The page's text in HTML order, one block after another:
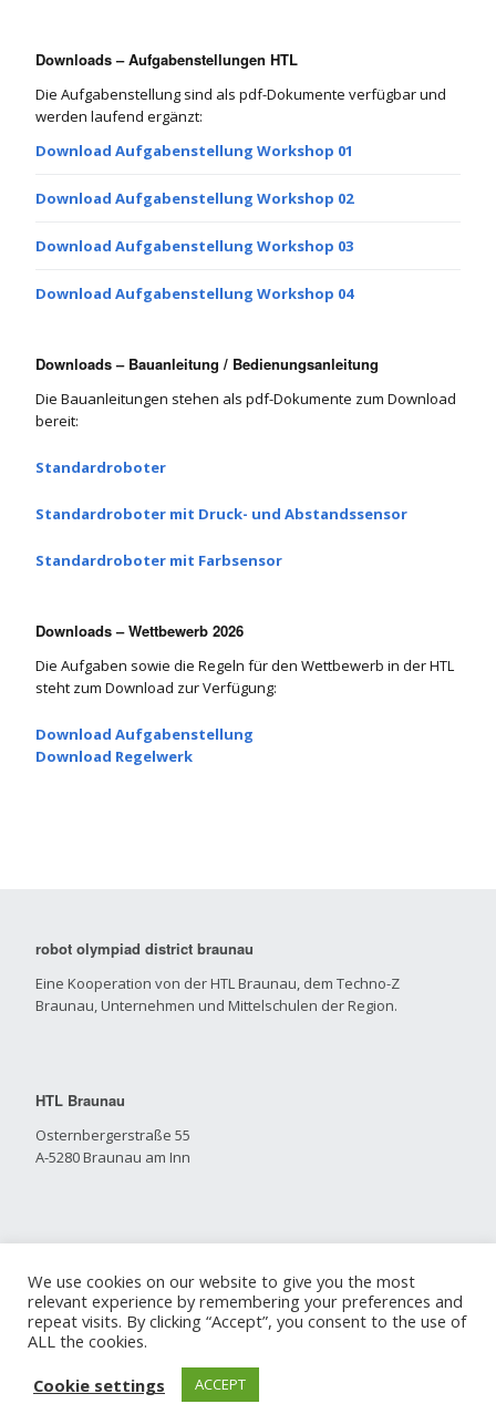
Downloads – Aufgabenstellungen HTL
Die Aufgabenstellung sind als pdf-Dokumente verfügbar und
werden laufend ergänzt:
Download Aufgabenstellung Workshop 01
Download Aufgabenstellung Workshop 02
Download Aufgabenstellung Workshop 03
Download Aufgabenstellung Workshop 04
Downloads – Bauanleitung / Bedienungsanleitung
Die Bauanleitungen stehen als pdf-Dokumente zum Download
bereit:
Standardroboter
Standardroboter mit Druck- und Abstandssensor
Standardroboter mit Farbsensor
Downloads – Wettbewerb 2026
Die Aufgaben sowie die Regeln für den Wettbewerb in der HTL
steht zum Download zur Verfügung:
Download Aufgabenstellung
Download Regelwerk
robot olympiad district braunau
Eine Kooperation von der HTL Braunau, dem Techno-Z
Braunau, Unternehmen und Mittelschulen der Region.
HTL Braunau
Osternbergerstraße 55
A-5280 Braunau am Inn
We use cookies on our website to give you the most
relevant experience by remembering your preferences and
repeat visits. By clicking “Accept”, you consent to the use of
ALL the cookies.
Cookie settings
ACCEPT